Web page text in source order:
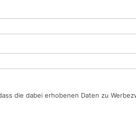
die dabei erhobenen Daten zu